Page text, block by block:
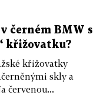
černém BMW s
křižovatku?
křižovatky
skly a
červenou...